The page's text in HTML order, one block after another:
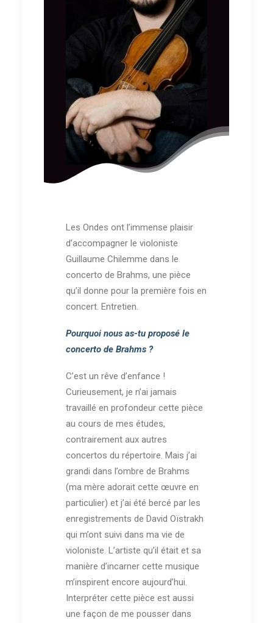
Les Ondes ont l’immense plaisir
d’accompagner le violoniste
Guillaume Chilemme dans le
concerto de Brahms, une pièce
qu’il donne pour la première fois en
concert. Entretien.
Pourquoi nous as-tu proposé le
concerto de Brahms ?
C’est un rêve d’enfance !
Curieusement, je n’ai jamais
travaillé en profondeur cette pièce
au cours de mes études,
contrairement aux autres
concertos du répertoire. Mais j’ai
grandi dans l’ombre de Brahms
(ma mère adorait cette œuvre en
particulier) et j’ai été bercé par les
enregistrements de David Oïstrakh
qui m’ont suivi dans ma vie de
violoniste. L’artiste qu’il était et sa
manière d’incarner cette musique
m’inspirent encore aujourd’hui.
Interpréter cette pièce est aussi
une façon de me pousser dans